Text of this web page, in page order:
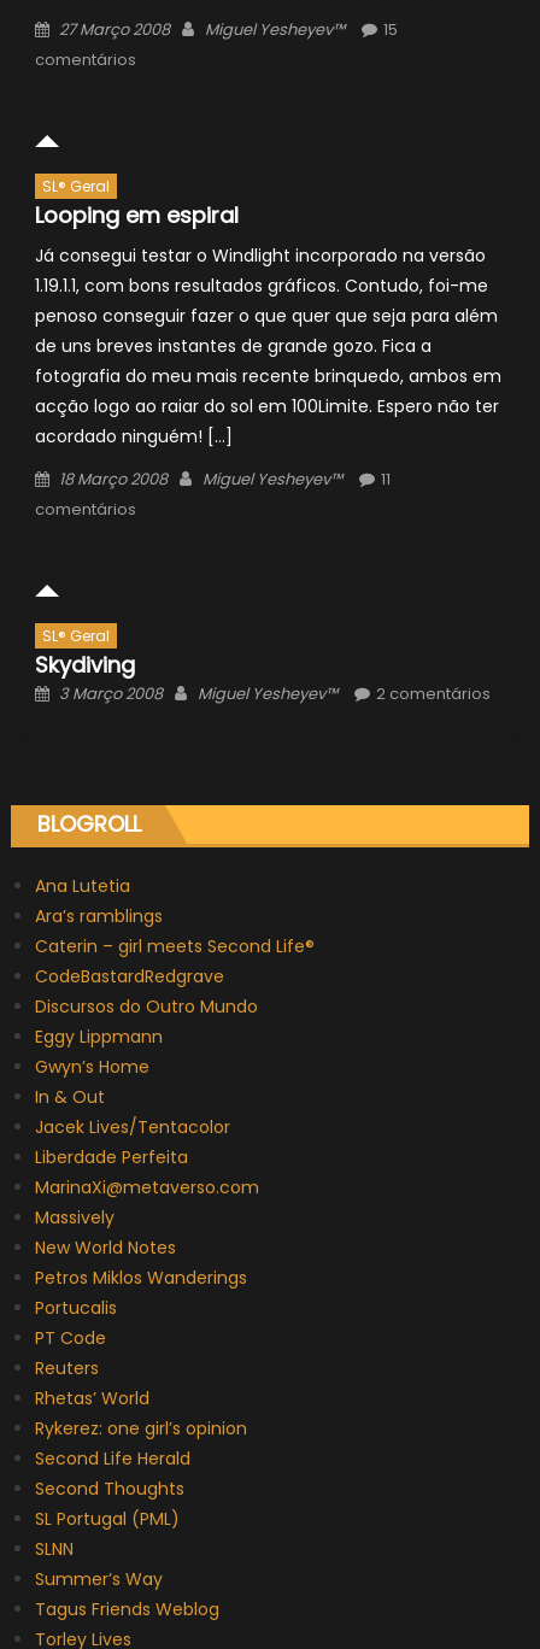
Posted
on
27 Março 2008 Author
Miguel Yesheyev™
15
comentários
SL® Geral
Looping em espiral
Já consegui testar o Windlight incorporado na versão
1.19.1.1, com bons resultados gráficos. Contudo, foi-me
penoso conseguir fazer o que quer que seja para além
de uns breves instantes de grande gozo. Fica a
fotografia do meu mais recente brinquedo, ambos em
acção logo ao raiar do sol em 100Limite. Espero não ter
acordado ninguém! […]
Posted
on
18 Março 2008 Author
Miguel Yesheyev™
11
comentários
SL® Geral
Skydiving
Posted
3 Março 2008 Author
Miguel Yesheyev™ 2 comentários
BLOGROLL
Ana Lutetia
Ara’s ramblings
Caterin – girl meets Second Life®
CodeBastardRedgrave
Discursos do Outro Mundo
Eggy Lippmann
Gwyn’s Home
In & Out
Jacek Lives/Tentacolor
Liberdade Perfeita
MarinaXi@metaverso.com
Massively
New World Notes
Petros Miklos Wanderings
Portucalis
PT Code
Reuters
Rhetas’ World
Rykerez: one girl’s opinion
Second Life Herald
Second Thoughts
SL Portugal (PML)
SLNN
Summer’s Way
Tagus Friends Weblog
Torley Lives